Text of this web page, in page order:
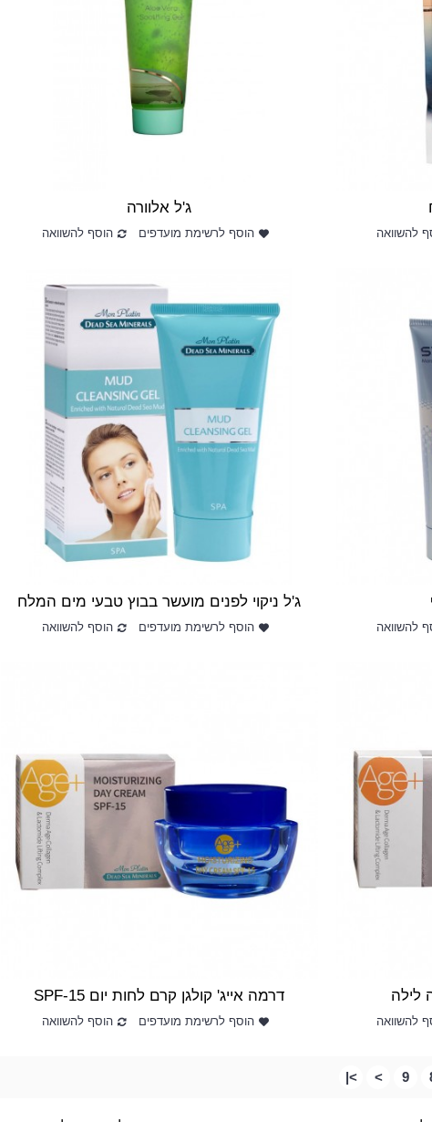
להשוואה
ג'ל אלוורה
הוסף לרשימת מועדפים הוסף להשוואה
להשוואה
ג‭'‬ל‭ ‬ניקוי‭ ‬לפנים ‬מועשר‭ ‬בבוץ‭ ‬טבעי‭ ‬מים‭ ‬המלח
הוסף לרשימת מועדפים הוסף להשוואה
לילה
להשוואה
דרמה אייג' קולגן קרם לחות יום SPF-15
הוסף לרשימת מועדפים הוסף להשוואה
9
>
>|